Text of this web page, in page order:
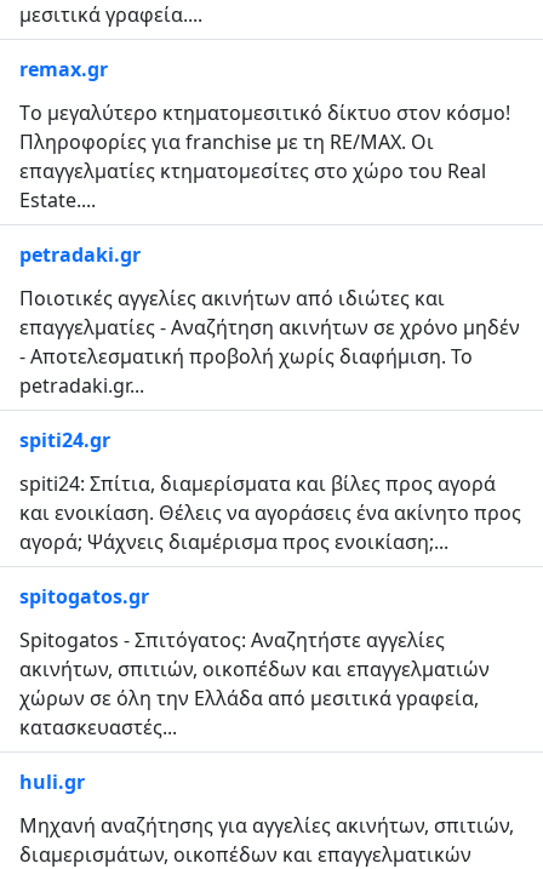
μεσιτικά γραφεία....
remax.gr
Tο μεγαλύτερο κτηματομεσιτικό δίκτυο στον κόσμο!
Πληροφορίες για franchise με τη RE/MAX. Οι
επαγγελματίες κτηματομεσίτες στο χώρο του Real
Estate....
petradaki.gr
Ποιοτικές αγγελίες ακινήτων από ιδιώτες και
επαγγελματίες - Αναζήτηση ακινήτων σε χρόνο μηδέν
- Αποτελεσματική προβολή χωρίς διαφήμιση. Το
petradaki.gr...
spiti24.gr
spiti24: Σπίτια, διαμερίσματα και βίλες προς αγορά
και ενοικίαση. Θέλεις να αγοράσεις ένα ακίνητο προς
αγορά; Ψάχνεις διαμέρισμα προς ενοικίαση;...
spitogatos.gr
Spitogatos - Σπιτόγατος: Αναζητήστε αγγελίες
ακινήτων, σπιτιών, οικοπέδων και επαγγελματιών
χώρων σε όλη την Ελλάδα από μεσιτικά γραφεία,
κατασκευαστές...
huli.gr
Μηχανή αναζήτησης για αγγελίες ακινήτων, σπιτιών,
διαμερισμάτων, οικοπέδων και επαγγελματικών